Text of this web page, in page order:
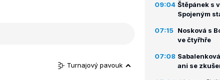
Turnajový pavouk
09:04 Štěpánek s
Spojeným
07:15
Nosková s
ve čtyřhře
07:08
ani se